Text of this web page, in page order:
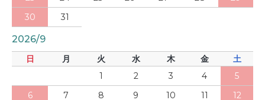
30
31
2026/9
日 月 火 水 木 金
土
1
2 3 4
5
6
7 8 9 10 11
12